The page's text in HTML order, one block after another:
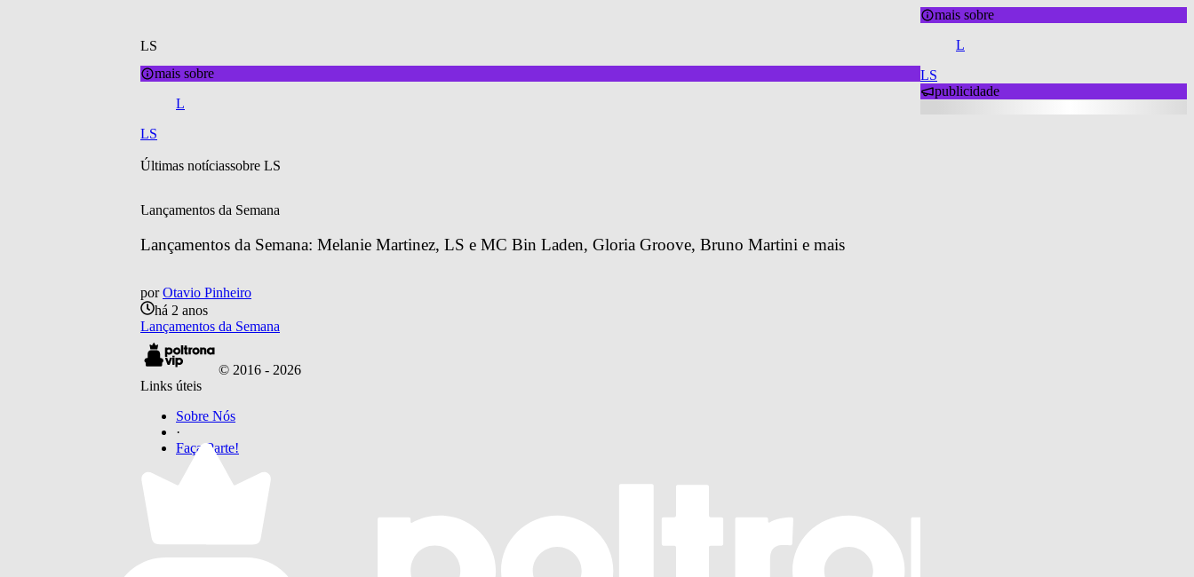
LS
mais sobre
L
LS
Últimas notíciassobre LS
Lançamentos da Semana
Lançamentos da Semana: Melanie Martinez, LS e MC Bin Laden, Gloria Groove, Bruno Martini e mais
por Otavio Pinheiro
há 2 anos
Lançamentos da Semana
© 2016 - 2026
Links úteis
Sobre Nós
·
Faça Parte!
mais sobre
L
LS
publicidade